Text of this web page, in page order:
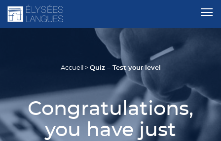
Accueil > Quiz – Test your level
Congratulations,
you have just